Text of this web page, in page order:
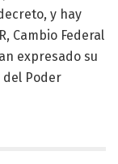
y hay
Cambio Federal
expresado su
Poder